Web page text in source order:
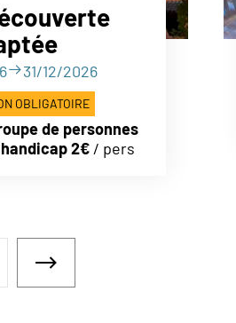
31/12/2026
OBLIGATOIRE
de personnes
2€/ pers
également - Visite précédente
À faire également - Visite